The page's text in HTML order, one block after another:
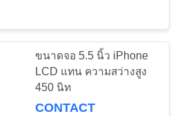
ลิเธียม
อโฟน
10
ขนาดจอ 5.5 นิ้ว iPhone
LCD แทน ความสว่างสูง
450 นิท
CONTACT